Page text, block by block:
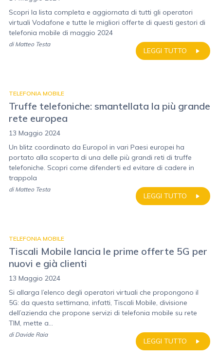
Scopri la lista completa e aggiornata di tutti gli operatori
virtuali Vodafone e tutte le migliori offerte di questi gestori di
telefonia mobile di maggio 2024
LEGGI TUTTO
di Matteo Testa
TELEFONIA MOBILE
Truffe telefoniche: smantellata la più grande
rete europea
13 Maggio 2024
Un blitz coordinato da Europol in vari Paesi europei ha
portato alla scoperta di una delle più grandi reti di truffe
telefoniche. Scopri come difenderti ed evitare di cadere in
trappola
LEGGI TUTTO
di Matteo Testa
TELEFONIA MOBILE
Tiscali Mobile lancia le prime offerte 5G per
nuovi e già clienti
13 Maggio 2024
Si allarga l’elenco degli operatori virtuali che propongono il
5G: da questa settimana, infatti, Tiscali Mobile, divisione
dell’azienda che propone servizi di telefonia mobile su rete
TIM, mette a...
LEGGI TUTTO
di Davide Raia